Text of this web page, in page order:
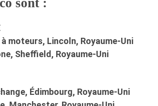
moteurs, Lincoln, Royaume-Uni
Sheffield, Royaume-Uni
Édimbourg, Royaume-Uni